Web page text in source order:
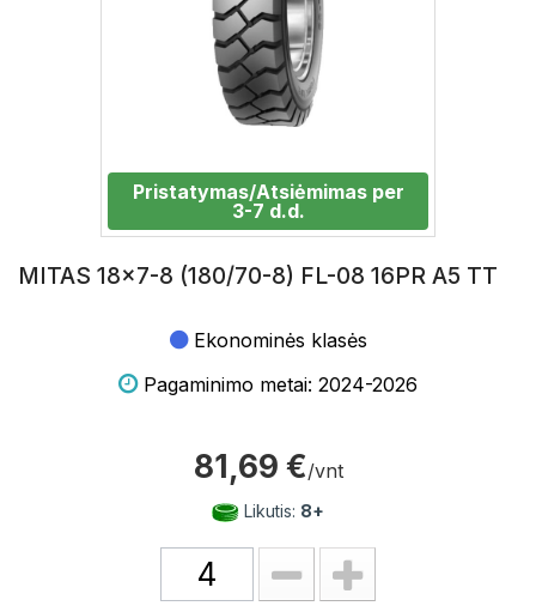
Pristatymas/Atsiėmimas per
3-7 d.d.
MITAS 18x7-8 (180/70-8) FL-08 16PR A5 TT
Ekonominės klasės
Pagaminimo metai: 2024-2026
81,69 €/vnt
Likutis: 8+